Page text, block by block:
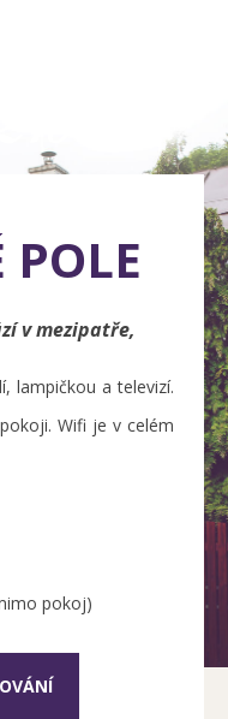
v mezipatře,
lampičkou a televizí.
Wifi je v celém
pokoj)